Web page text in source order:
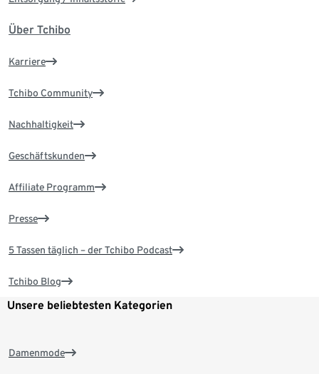
Über Tchibo
Karriere
Tchibo Community
Nachhaltigkeit
Geschäftskunden
Affiliate Programm
Presse
5 Tassen täglich – der Tchibo Podcast
Tchibo Blog
Unsere beliebtesten Kategorien
Damenmode